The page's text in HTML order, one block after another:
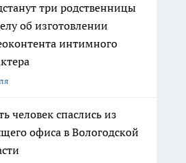
три родственницы
об изготовлении
интимного
человек спаслись из
офиса в Вологодской